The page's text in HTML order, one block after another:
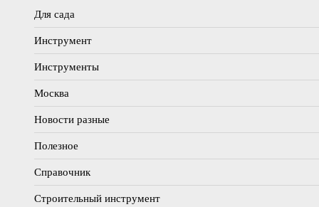
Для сада
Инструмент
Инструменты
Москва
Новости разные
Полезное
Справочник
Строительный инструмент